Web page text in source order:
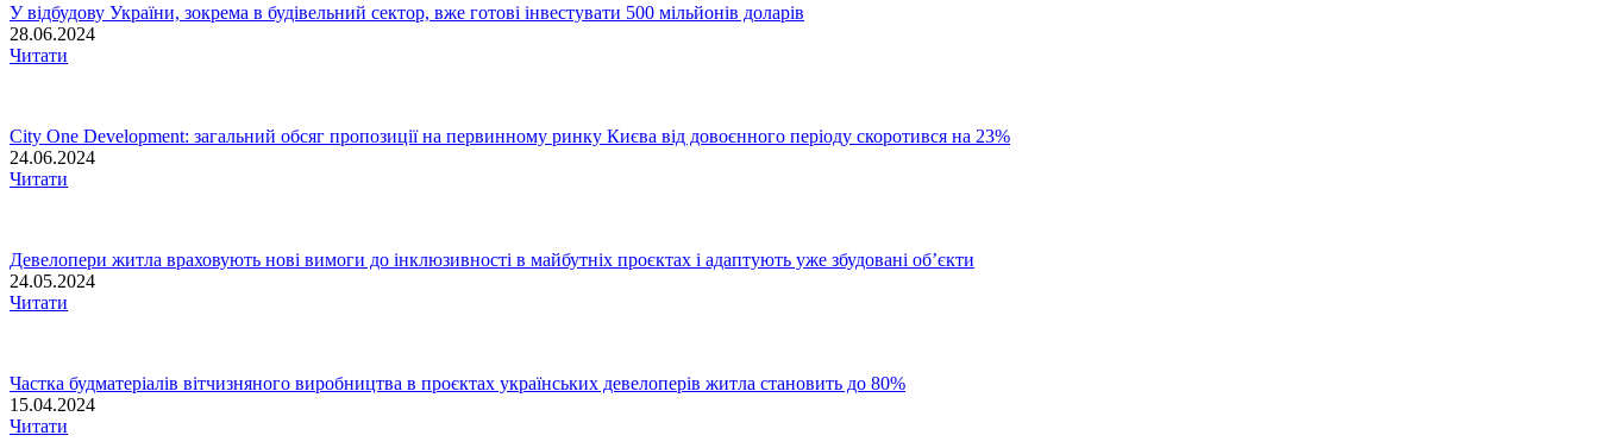
У відбудову України, зокрема в будівельний сектор, вже готові інвестувати 500 мільйонів доларів
28.06.2024
Читати
City One Development: загальний обсяг пропозиції на первинному ринку Києва від довоєнного періоду скоротився на 23%
24.06.2024
Читати
Девелопери житла враховують нові вимоги до інклюзивності в майбутніх проєктах і адаптують уже збудовані об’єкти
24.05.2024
Читати
Частка будматеріалів вітчизняного виробництва в проєктах українських девелоперів житла становить до 80%
15.04.2024
Читати